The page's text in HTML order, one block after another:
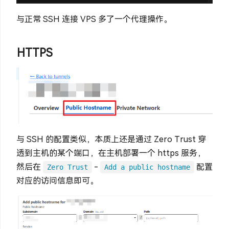
与正常 SSH 连接 VPS 多了一个代理操作。
HTTPS
与 SSH 的配置类似，本质上还是通过 Zero Trust 穿
透到主机的某个端口，在主机部署一个 https 服务，
然后在
Zero Trust - Add a public hostname
配置
对应的访问信息即可。